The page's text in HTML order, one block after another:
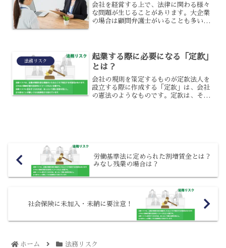
会社を経営する上で、法律に関わる様々
な問題が生じることがあります。大企業
の場合は顧問弁護士がいることも多いの
相談することが多いでしょ...
法務リスク
起業する際に必要になる「定款」
とは？
会社の規則を策定するものが定款法人を
設立する際に作成する「定款」は、会社
の憲法のようなものです。定款は、その
労働基準法に定められた割増賃金とは？
みなし残業の場合は？
社会保険に未加入・未納に要注意！
ホーム 法務リスク